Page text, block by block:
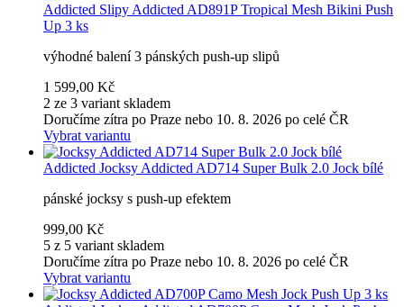
Addicted Slipy Addicted AD891P Tropical Mesh Bikini Push
Up 3 ks
výhodné balení 3 pánských push-up slipů
1 599,00 Kč
2 ze 3 variant skladem
Doručíme zítra po Praze nebo 10. 8. 2026 po celé ČR
Vybrat variantu
Addicted Jocksy Addicted AD714 Super Bulk 2.0 Jock bílé
pánské jocksy s push-up efektem
999,00 Kč
5 z 5 variant skladem
Doručíme zítra po Praze nebo 10. 8. 2026 po celé ČR
Vybrat variantu